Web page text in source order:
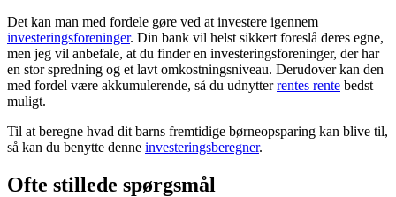
Det kan man med fordele gøre ved at investere igennem
investeringsforeninger. Din bank vil helst sikkert foreslå deres egne,
men jeg vil anbefale, at du finder en investeringsforeninger, der har
en stor spredning og et lavt omkostningsniveau. Derudover kan den
med fordel være akkumulerende, så du udnytterrentes rente bedst
muligt.
Til at beregne hvad dit barns fremtidige børneopsparing kan blive til,
så kan du benytte denne investeringsberegner.
Ofte stillede spørgsmål